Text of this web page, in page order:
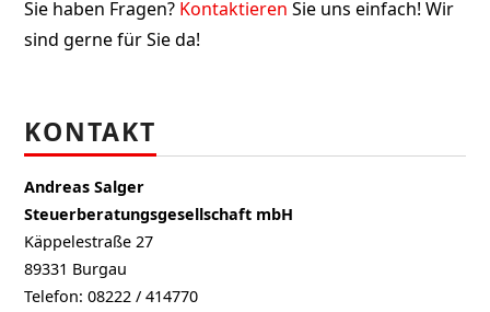
Sie haben Fragen? Kontaktieren Sie uns einfach! Wir
sind gerne für Sie da!
KONTAKT
Andreas Salger
Steuerberatungsgesellschaft mbH
Käppelestraße 27
89331 Burgau
Telefon: 08222 / 414770